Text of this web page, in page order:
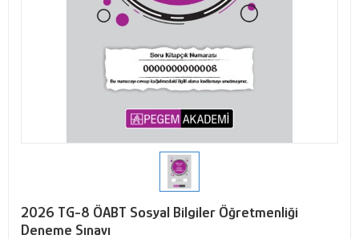
2026 TG-8 ÖABT Sosyal Bilgiler Öğretmenliği
Deneme Sınavı